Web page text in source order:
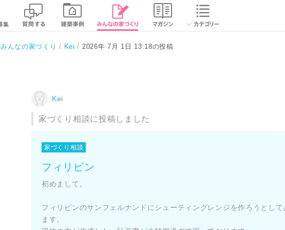
みんなの家づくり Kei 2026年 7月 1日 13:18の投稿
Kei
家づくり相談に投稿しました
家づくり相談
フィリピン
初めまして。
フィリピンのサンフェルナンドにシューティングレンジを作ろうとして
ます。